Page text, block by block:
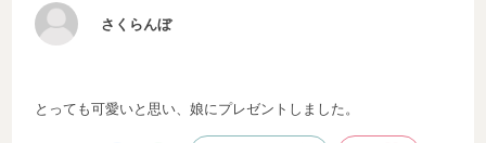
さくらんぼ
とっても可愛いと思い、娘にプレゼントしました。